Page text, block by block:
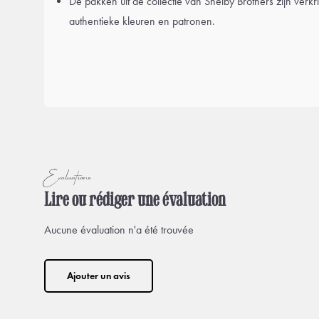
authentieke kleuren en patronen.
Évaluations
Lire ou rédiger une évaluation
Aucune évaluation n'a été trouvée
Ajouter un avis